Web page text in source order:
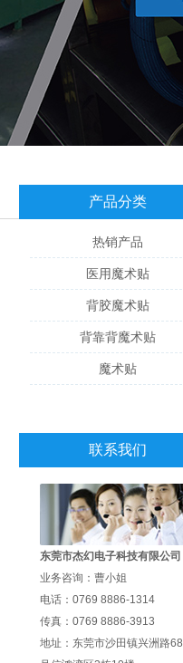
产品分类
热销产品
医用魔术贴
背胶魔术贴
背靠背魔术贴
魔术贴
联系我们
东莞市杰幻电子科技有限公司
业务咨询：曹小姐
电话：0769 8886-1314
传真：0769 8886-3913
地址：东莞市沙田镇兴洲路68